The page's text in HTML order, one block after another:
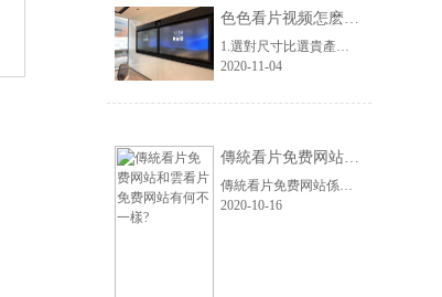
色色看片视频怎麽選？91看片网站下载智能辦公來支招，3步就有答案
1.選對尺寸比選貴產品更重要2.產品功能比參數更重要3.選大品牌，服務體驗更有保障。合上麵的三大建議，我推薦大家選擇MAXHUB的色色看片视频。
2020-11-04
傳統看片免费网站和雲看片免费网站有何不一樣?
傳統看片免费网站係統與雲視頻的區別，就好比是傳統的座機電話與智能手機的區別;前者在移動性、便捷性、場景多樣性方麵都遠遠不如後者。
2020-10-16